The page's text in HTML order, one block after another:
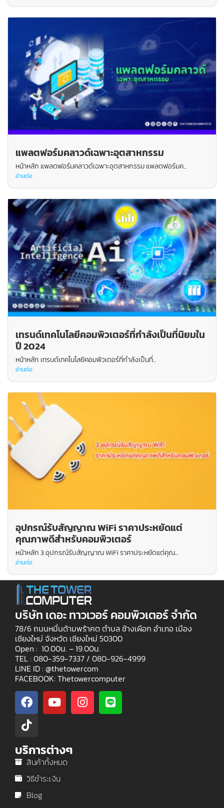
แพลตฟอร์มคลาวด์เฉพาะอุตสาหกรรม
หน้าหลัก แพลตฟอร์มคลาวด์เฉพาะอุตสาหกรรม แพลตฟอร์มค...
อ่านต่อ
เทรนด์เทคโนโลยีคอมพิวเตอร์ที่กำลังเป็นที่นิยมใน
ปี 2024
หน้าหลัก เทรนด์เทคโนโลยีคอมพิวเตอร์ที่กำลังเป็นที่...
อ่านต่อ
อุปกรณ์รับสัญญาณ WiFi ราคาประหยัดแต่
คุณภาพดีสำหรับคอมพิวเตอร์
หน้าหลัก 3 อุปกรณ์รับสัญญาณ WiFi ราคาประหยัดแต่คุณ...
อ่านต่อ
บริษัท เดอะ ทาวเวอร์ คอมพิวเตอร์ จำกัด
78/6 ถนนหมื่นด้ามพร้าคต ตำบล ช้างเผือก อำเภอ เมือง
เชียงใหม่ จังหวัด เชียงใหม่ 50300
Open : 10.00น. – 19.00น.
TEL : 080-359-7337 / 080-926-4999
LINE ID : @thetowercom
FACEBOOK: Thetowercomputer
บริการต่างๆ
สินค้าทั้งหมด
วิธีชำระเงิน
Blog